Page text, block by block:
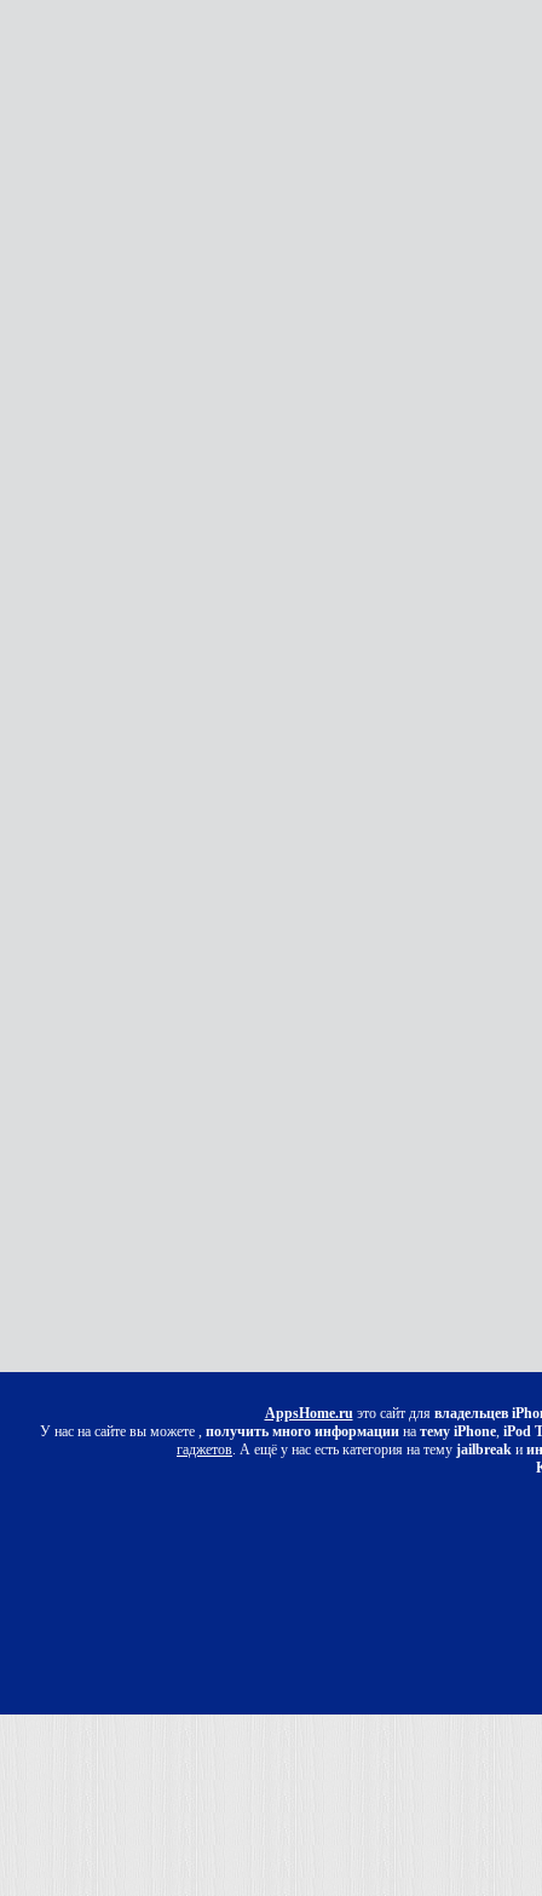
AppsHome.ruэто сайт для владельцев
У нас на сайте вы можете , получить много информациина тему iPhone,iPod
гаджетов. А ещё у нас есть категория на тему jailbreak и